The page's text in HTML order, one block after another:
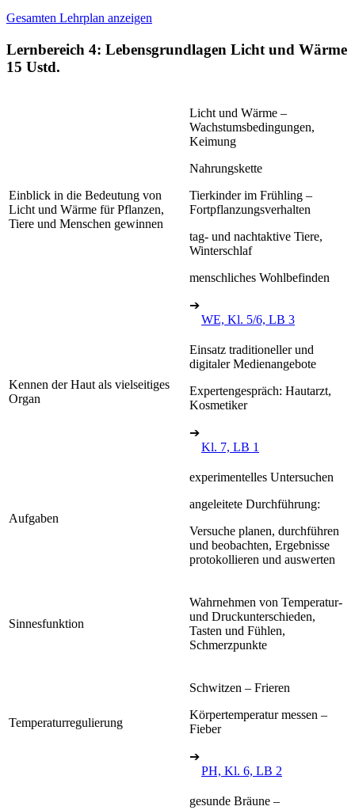
Gesamten Lehrplan anzeigen
Lernbereich 4: Lebensgrundlagen Licht und Wärme
15 Ustd.
Einblick in die Bedeutung von
Licht und Wärme für Pflanzen,
Tiere und Menschen gewinnen
Licht und Wärme –
Wachstumsbedingungen,
Keimung
Nahrungskette
Tierkinder im Frühling –
Fortpflanzungsverhalten
tag- und nachtaktive Tiere,
Winterschlaf
menschliches Wohlbefinden
➔
WE, Kl. 5/6, LB 3
Kennen der Haut als vielseitiges
Organ
Einsatz traditioneller und
digitaler Medienangebote
Expertengespräch: Hautarzt,
Kosmetiker
➔
Kl. 7, LB 1
Aufgaben
experimentelles Untersuchen
angeleitete Durchführung:
Versuche planen, durchführen
und beobachten, Ergebnisse
protokollieren und auswerten
Sinnesfunktion
Wahrnehmen von Temperatur-
und Druckunterschieden,
Tasten und Fühlen,
Schmerzpunkte
Temperaturregulierung
Schwitzen – Frieren
Körpertemperatur messen –
Fieber
➔
PH, Kl. 6, LB 2
gesunde Bräune –